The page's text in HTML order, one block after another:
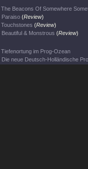
The Beacons Of Somewhere
Paraiso (Review)
Touchstones (Review)
Beautiful & Monstrous (Review)
Tiefenortung im Prog-Ozean
Die neue Deutsch-Holländische